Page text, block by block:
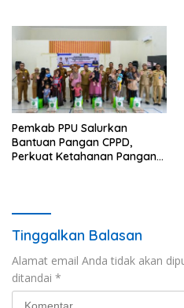
Pemkab PPU Salurkan
Bantuan Pangan CPPD,
Perkuat Ketahanan Pangan
Tinggalkan Balasan
Alamat email Anda tidak akan
ditandai *